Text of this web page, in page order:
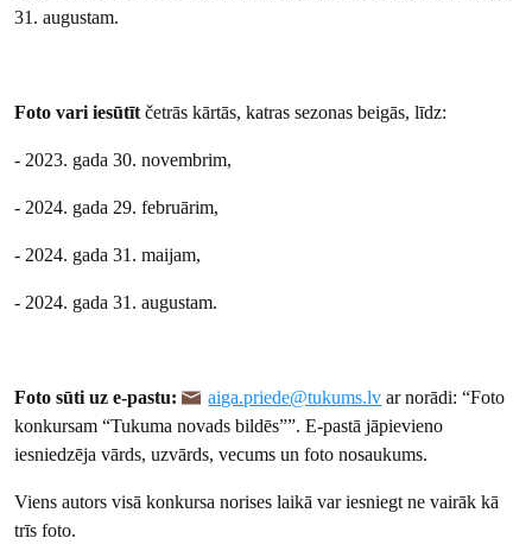
31. augustam.
Foto vari iesūtīt četrās kārtās, katras sezonas beigās, līdz:
- 2023. gada 30. novembrim,
- 2024. gada 29. februārim,
- 2024. gada 31. maijam,
- 2024. gada 31. augustam.
Foto sūti uz e-pastu: aiga.priede@tukums.lv ar norādi: “Foto
konkursam “Tukuma novads bildēs””. E-pastā jāpievieno
iesniedzēja vārds, uzvārds, vecums un foto nosaukums.
Viens autors visā konkursa norises laikā var iesniegt ne vairāk kā
trīs foto.